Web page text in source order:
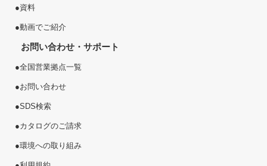
●資料
●動画でご紹介
お問い合わせ・サポート
●全国営業拠点一覧
●お問い合わせ
●SDS検索
●カタログのご請求
●環境への取り組み